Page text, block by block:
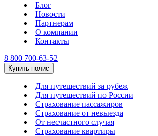
Блог
Новости
Партнерам
О компании
Контакты
8 800 700-63-52
Купить полис
Для путешествий за рубеж
Для путешествий по России
Страхование пассажиров
Страхование от невыезда
От несчастного случая
Страхование квартиры